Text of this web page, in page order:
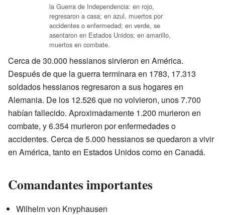
la Guerra de Independencia: en rojo,
regresaron a casa; en azul, muertos por
accidentes o enfermedad; en verde, se
asentaron en Estados Unidos; en amarillo,
muertos en combate.
Cerca de 30.000 hessianos sirvieron en América.
Después de que la guerra terminara en 1783, 17.313
soldados hessianos regresaron a sus hogares en
Alemania. De los 12.526 que no volvieron, unos 7.700
habían fallecido. Aproximadamente 1.200 murieron en
combate, y 6.354 murieron por enfermedades o
accidentes. Cerca de 5.000 hessianos se quedaron a vivir
en América, tanto en Estados Unidos como en Canadá.
Comandantes importantes
Wilhelm von Knyphausen